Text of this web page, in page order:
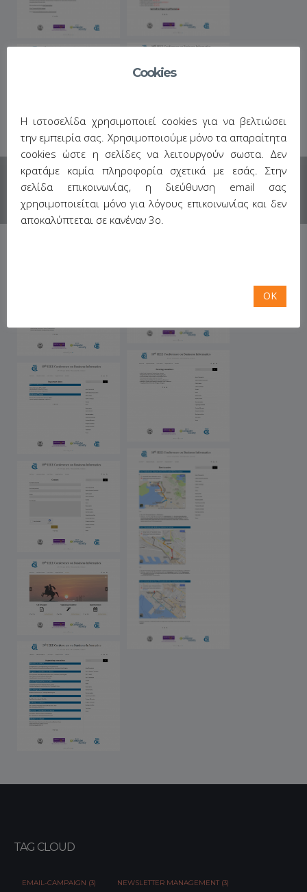
TAG CLOUD
EMAIL-CAMPAIGN (3) NEWSLETTER MANAGEMENT (3)
Cookies
Η ιστοσελίδα χρησιμοποιεί cookies για να βελτιώσει
την εμπειρία σας. Χρησιμοποιούμε μόνο τα απαραίτητα
cookies ώστε η σελίδες να λειτουργούν σωστα. Δεν
κρατάμε καμία πληροφορία σχετικά με εσάς. Στην
σελίδα επικοινωνίας, η διεύθυνση email σας
χρησιμοποιείται μόνο για λόγους επικοινωνίας και δεν
αποκαλύπτεται σε κανέναν 3ο.
OK